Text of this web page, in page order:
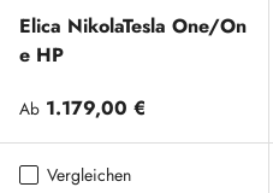
Elica NikolaTesla One/On
e HP
Normaler Preis
Ab 1.179,00 €
Vergleichen